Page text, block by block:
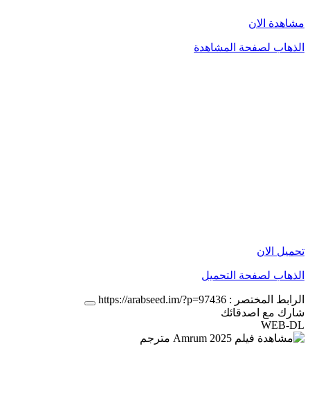
مشاهدة الان
الذهاب لصفحة المشاهدة
تحميل الان
الذهاب لصفحة التحميل
الرابط المختصر : https://arabseed.im/?p=97436
شارك مع اصدقائك
WEB-DL